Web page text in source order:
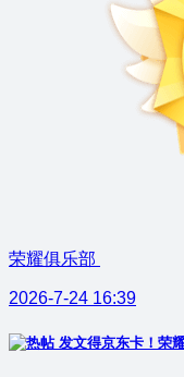
荣耀俱乐部
2026-7-24 16:39
发文得京东卡！荣